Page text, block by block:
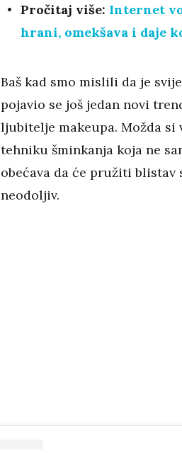
Pročitaj više: Internet
hrani, omekšava i daje
Baš kad smo mislili da je
pojavio se još jedan novi
ljubitelje makeupa. Možda si
tehniku šminkanja koja ne
obećava da će pružiti blistav
neodoljiv.